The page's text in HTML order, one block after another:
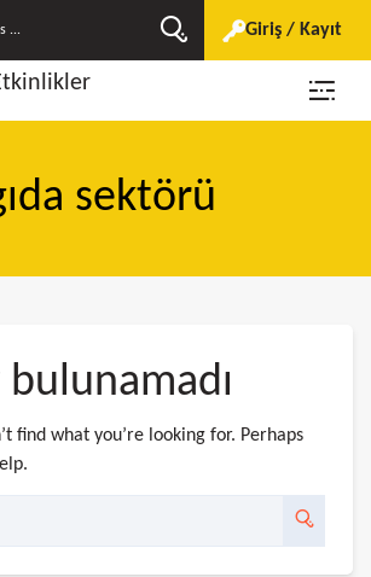
Giriş / Kayıt
sektörü
find what you’re looking for. Perhaps